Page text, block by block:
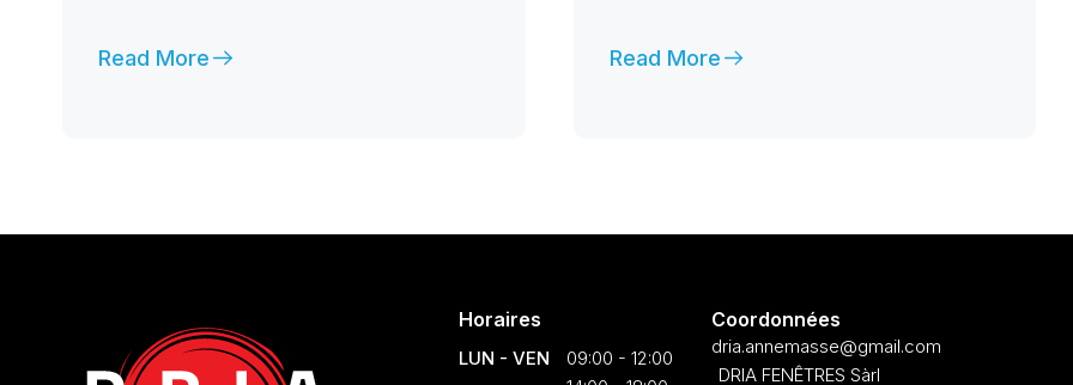
Read More Read More
Horaires
LUN - VEN
09:00 - 12:00
Coordonnées
dria.annemasse@gmail.com
DRIA FENÊTRES Sàrl